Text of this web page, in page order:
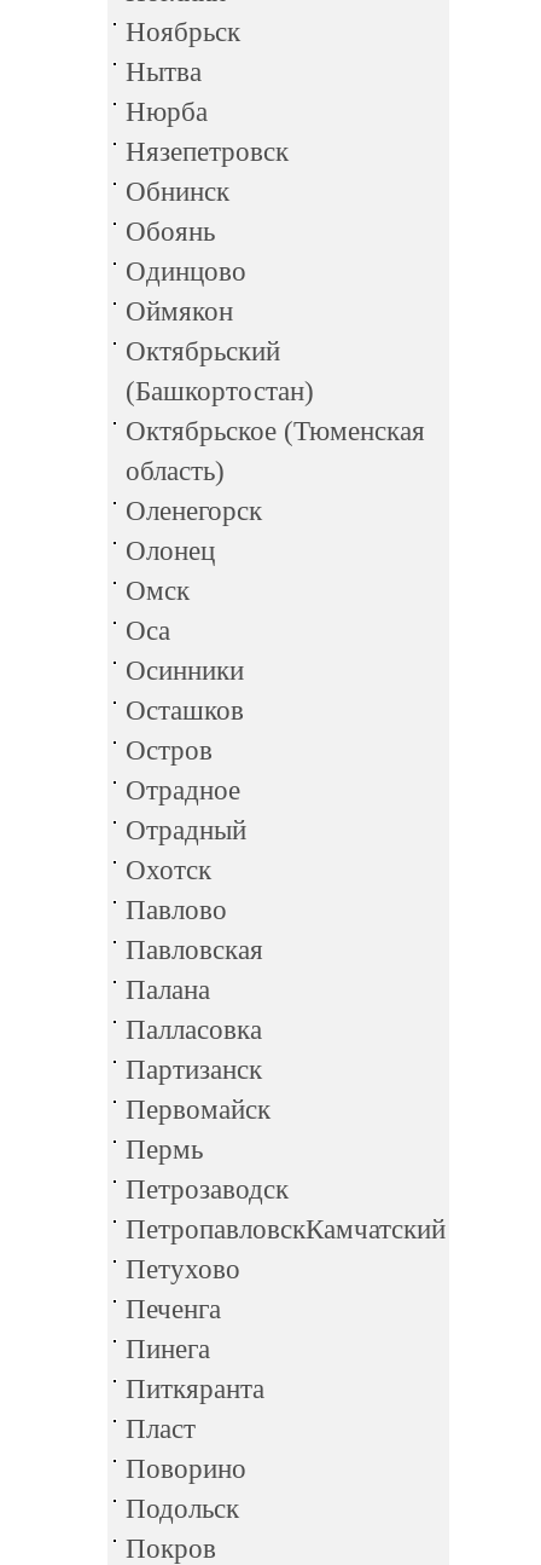
Ноябрьск
Нытва
Нюрба
Нязепетровск
Обнинск
Обоянь
Одинцово
Оймякон
Октябрьский
(Башкортостан)
Октябрьское (Тюменская
область)
Оленегорск
Олонец
Омск
Оса
Осинники
Осташков
Остров
Отрадное
Отрадный
Охотск
Павлово
Павловская
Палана
Палласовка
Партизанск
Первомайск
Пермь
Петрозаводск
ПетропавловскКамчатский
Петухово
Печенга
Пинега
Питкяранта
Пласт
Поворино
Подольск
Покров